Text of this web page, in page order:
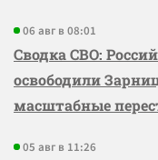
06 авг в 08:01
Сводка СВО:
освободили
масштабные
05 авг в 11:26